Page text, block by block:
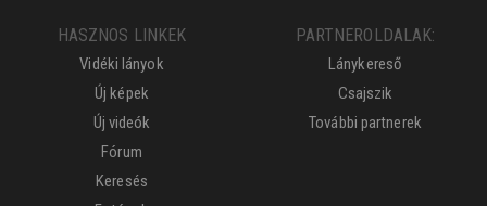
HASZNOS LINKEK
Vidéki lányok
Új képek
Új videók
Fórum
Keresés
PARTNEROLDALAK:
Lánykereső
Csajszik
További partnerek